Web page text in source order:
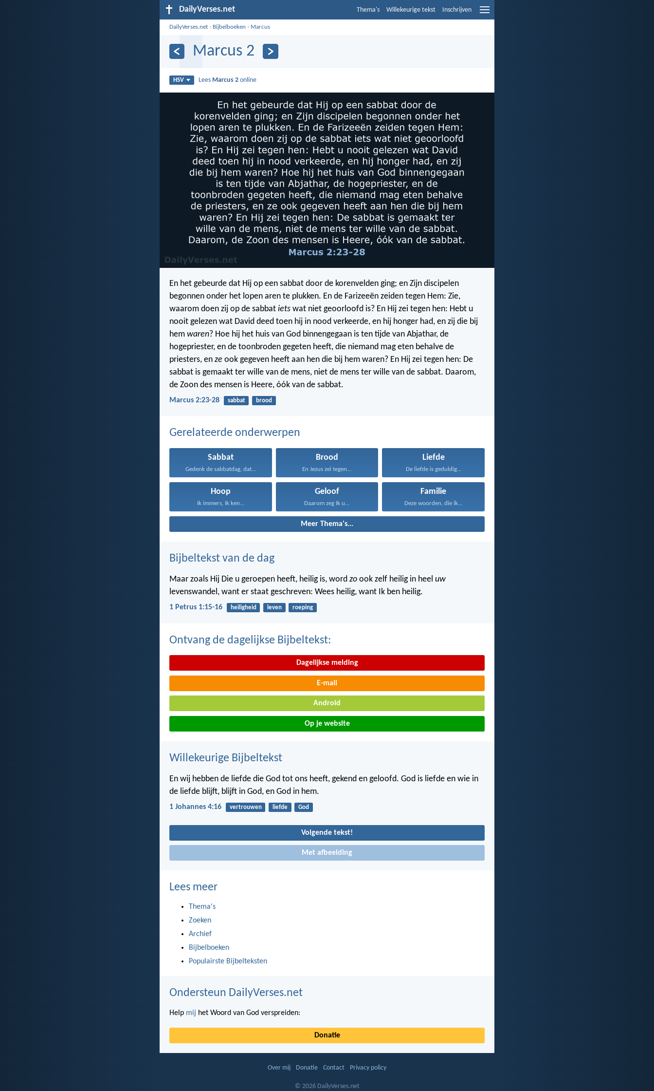
DailyVerses.net Thema's Willekeurige tekst Inschrijven
DailyVerses.net › Bijbelboeken › Marcus
Marcus 2
HSV Lees Marcus 2 online
En het gebeurde dat Hij op een sabbat door de korenvelden ging; en Zijn discipelen
begonnen onder het lopen aren te plukken. En de Farizeeën zeiden tegen Hem: Zie,
waarom doen zij op de sabbat iets wat niet geoorloofd is? En Hij zei tegen hen: Hebt u
nooit gelezen wat David deed toen hij in nood verkeerde, en hij honger had, en zij die bij
hem waren? Hoe hij het huis van God binnengegaan is ten tijde van Abjathar, de
hogepriester, en de toonbroden gegeten heeft, die niemand mag eten behalve de
priesters, en ze ook gegeven heeft aan hen die bij hem waren? En Hij zei tegen hen: De
sabbat is gemaakt ter wille van de mens, niet de mens ter wille van de sabbat. Daarom,
de Zoon des mensen is Heere, óók van de sabbat.
Marcus 2:23-28 sabbat brood
Gerelateerde onderwerpen
Sabbat
Gedenk de sabbatdag, dat...
Brood
En Jezus zei tegen...
Liefde
De liefde is geduldig...
Hoop
Ik immers, Ik ken...
Geloof
Daarom zeg Ik u...
Familie
Deze woorden, die ik...
Meer Thema's...
Bijbeltekst van de dag
Maar zoals Hij Die u geroepen heeft, heilig is, word zo ook zelf heilig in heel uw
levenswandel, want er staat geschreven: Wees heilig, want Ik ben heilig.
1 Petrus 1:15-16 heiligheid leven roeping
Ontvang de dagelijkse Bijbeltekst:
Dagelijkse melding
E-mail
Android
Op je website
Willekeurige Bijbeltekst
En wij hebben de liefde die God tot ons heeft, gekend en geloofd. God is liefde en wie in
de liefde blijft, blijft in God, en God in hem.
1 Johannes 4:16 vertrouwen liefde God
Volgende tekst!
Met afbeelding
Lees meer
Thema's
Zoeken
Archief
Bijbelboeken
Populairste Bijbelteksten
Ondersteun DailyVerses.net
Help mij het Woord van God verspreiden:
Donatie
Over mij Donatie Contact Privacy policy
© 2026 DailyVerses.net